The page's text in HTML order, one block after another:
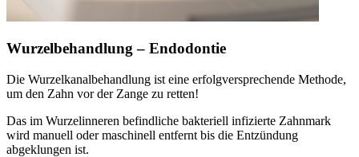
Wurzelbehandlung – Endodontie
Die Wurzelkanalbehandlung ist eine erfolgversprechende Methode,
um den Zahn vor der Zange zu retten!
Das im Wurzelinneren befindliche bakteriell infizierte Zahnmark
wird manuell oder maschinell entfernt bis die Entzündung
abgeklungen ist.